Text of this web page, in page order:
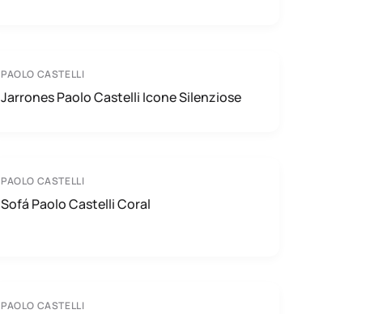
PAOLO CASTELLI
Jarrones Paolo Castelli Icone Silenziose
PAOLO CASTELLI
Sofá Paolo Castelli Coral
PAOLO CASTELLI